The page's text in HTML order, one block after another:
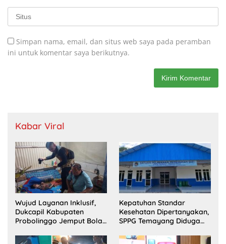
Simpan nama, email, dan situs web saya pada peramban
ini untuk komentar saya berikutnya.
Kabar Viral
Wujud Layanan Inklusif,
Dukcapil Kabupaten
Probolinggo Jemput Bola
Disabilitas di Dringu
Kepatuhan Standar
Kesehatan Dipertanyakan,
SPPG Temayang Diduga